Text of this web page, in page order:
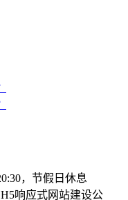
，节假日休息
响应式网站建设公